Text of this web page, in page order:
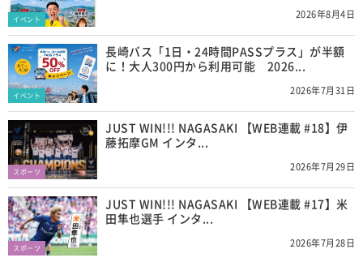
イベント 2026年8月4日
イベント
長崎バス「1日・24時間PASSプラス」が半額
に！大人300円から利用可能 2026...
2026年7月31日
スポーツ
JUST WIN!!! NAGASAKI 【WEB連載 #18】伊
藤拓摩GM インタ...
2026年7月29日
スポーツ
JUST WIN!!! NAGASAKI 【WEB連載 #17】米
田隼也選手 インタ...
2026年7月28日